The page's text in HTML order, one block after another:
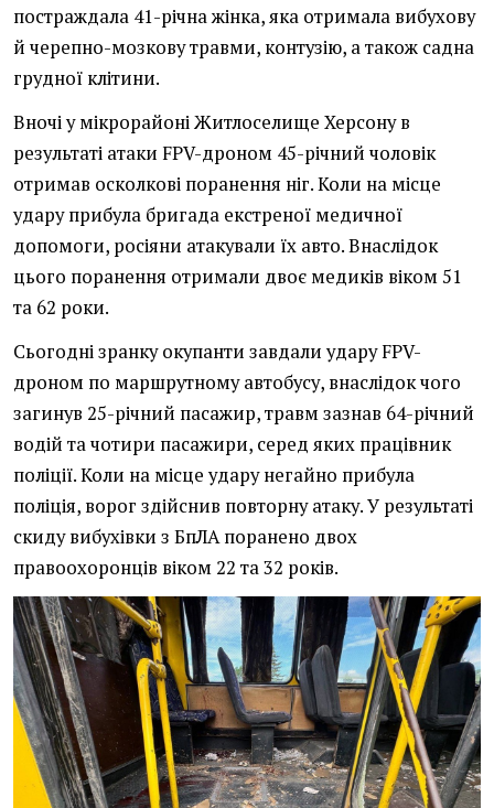
постраждала 41-річна жінка, яка отримала вибухову
й черепно-мозкову травми, контузію, а також садна
грудної клітини.
Вночі у мікрорайоні Житлоселище Херсону в
результаті атаки FPV-дроном 45-річний чоловік
отримав осколкові поранення ніг. Коли на місце
удару прибула бригада екстреної медичної
допомоги, росіяни атакували їх авто. Внаслідок
цього поранення отримали двоє медиків віком 51
та 62 роки.
Сьогодні зранку окупанти завдали удару FPV-
дроном по маршрутному автобусу, внаслідок чого
загинув 25-річний пасажир, травм зазнав 64-річний
водій та чотири пасажири, серед яких працівник
поліції. Коли на місце удару негайно прибула
поліція, ворог здійснив повторну атаку. У результаті
скиду вибухівки з БпЛА поранено двох
правоохоронців віком 22 та 32 років.